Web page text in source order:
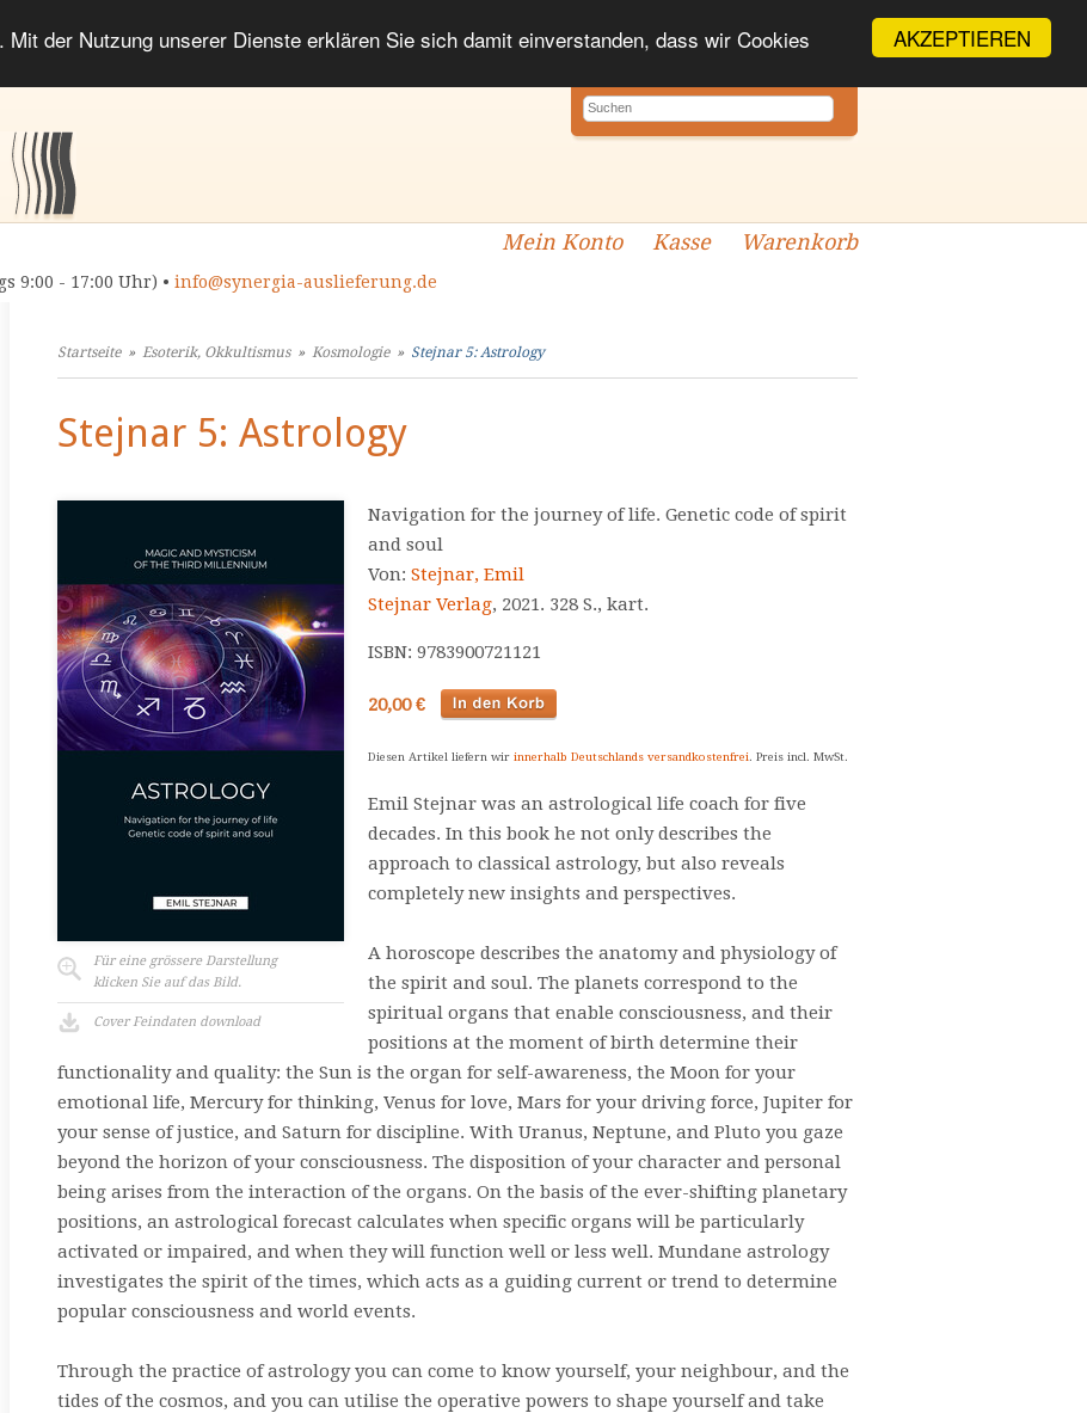
AKZEPTIEREN
der Nutzung unserer Dienste erklären Sie sich damit einverstanden, dass wir Cookies
9:00 - 17:00 Uhr) • info@synergia-auslieferung.de
Mein Konto Kasse Warenkorb
Startseite» Esoterik, Okkultismus» Kosmologie» Stejnar 5: Astrology
Stejnar 5: Astrology
Für eine grössere Darstellung
klicken Sie auf das Bild.
Cover Feindaten download
Navigation for the journey of life. Genetic code of spirit
and soul
Von: Stejnar, Emil
Stejnar Verlag, 2021. 328 S., kart.
ISBN: 9783900721121
20,00 €
Diesen Artikel liefern wir innerhalb Deutschlands versandkostenfrei. Preis incl. MwSt.
Emil Stejnar was an astrological life coach for five
decades. In this book he not only describes the
approach to classical astrology, but also reveals
completely new insights and perspectives.
A horoscope describes the anatomy and physiology of
the spirit and soul. The planets correspond to the
spiritual organs that enable consciousness, and their
positions at the moment of birth determine their
functionality and quality: the Sun is the organ for self-awareness, the Moon for your
emotional life, Mercury for thinking, Venus for love, Mars for your driving force, Jupiter for
your sense of justice, and Saturn for discipline. With Uranus, Neptune, and Pluto you gaze
beyond the horizon of your consciousness. The disposition of your character and personal
being arises from the interaction of the organs. On the basis of the ever-shifting planetary
positions, an astrological forecast calculates when specific organs will be particularly
activated or impaired, and when they will function well or less well. Mundane astrology
investigates the spirit of the times, which acts as a guiding current or trend to determine
popular consciousness and world events.
Through the practice of astrology you can come to know yourself, your neighbour, and the
tides of the cosmos, and you can utilise the operative powers to shape yourself and take